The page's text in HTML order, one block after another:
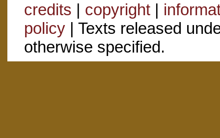
credits | copyright|
policy| Texts released
otherwise specified.